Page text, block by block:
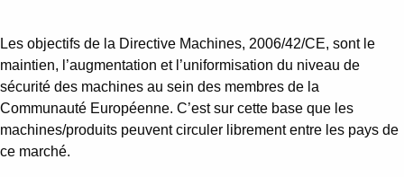
Les objectifs de la Directive Machines, 2006/42/CE, sont le
maintien, l’augmentation et l’uniformisation du niveau de
sécurité des machines au sein des membres de la
Communauté Européenne. C’est sur cette base que les
machines/produits peuvent circuler librement entre les pays de
ce marché.